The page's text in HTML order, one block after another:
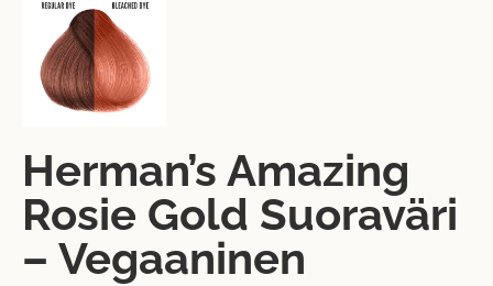
Herman’s Amazing
Rosie Gold Suoraväri
– Vegaaninen